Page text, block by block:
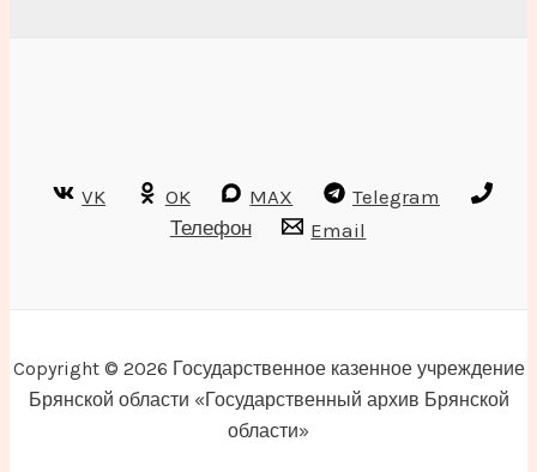
VK OK MAX
Telegram
Телефон
Email
Copyright © 2026 Государственное казенное учреждение
Брянской области «Государственный архив Брянской
области»